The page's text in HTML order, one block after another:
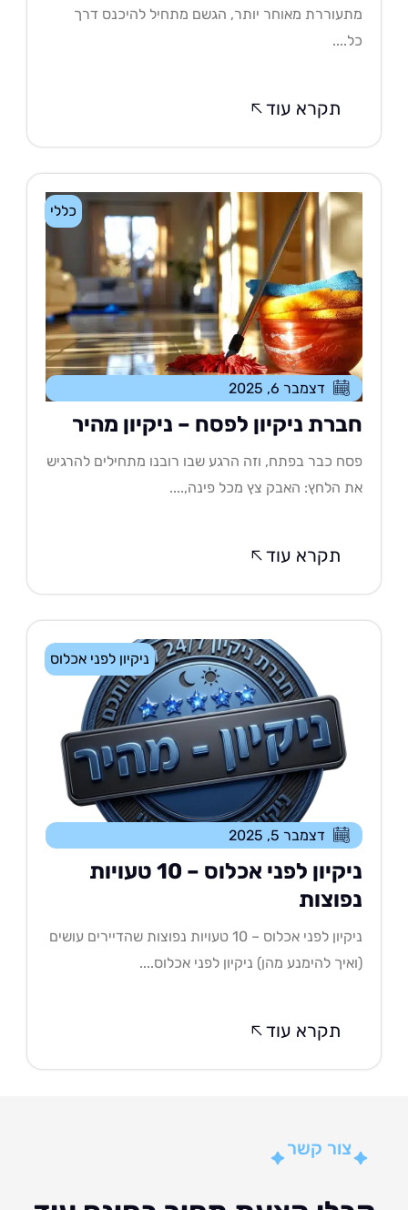
מאוחר יותר, הגשם מתחיל להיכנס דרך
תקרא עוד
כללי
דצמבר 6, 2025
ניקיון לפסח – ניקיון מהיר
כבר בפתח, וזה הרגע שבו רובנו מתחילים להרגיש
הלחץ: האבק צץ מכל פינה,....
תקרא עוד
ניקיון לפני אכלוס
דצמבר 5, 2025
ניקיון לפני אכלוס – 10 טעויות
ניקיון לפני אכלוס – 10 טעויות נפוצות שהדיירים עושים
להימנע מהן) ניקיון לפני אכלוס....
תקרא עוד
צור קשר